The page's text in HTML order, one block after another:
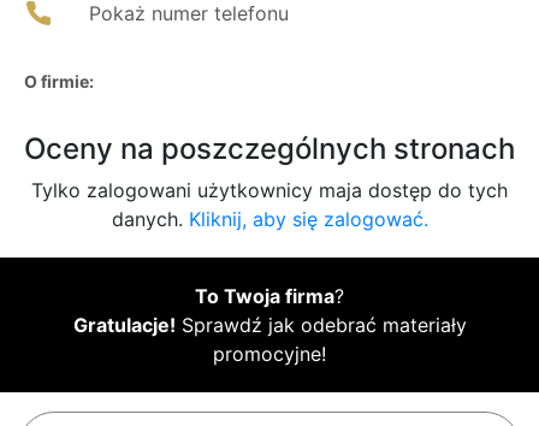
Pokaż numer telefonu
O firmie:
Oceny na poszczególnych stronach
Tylko zalogowani użytkownicy maja dostęp do tych
danych. Kliknij, aby się zalogować.
To Twoja firma?
Gratulacje! Sprawdź jak odebrać materiały
promocyjne!